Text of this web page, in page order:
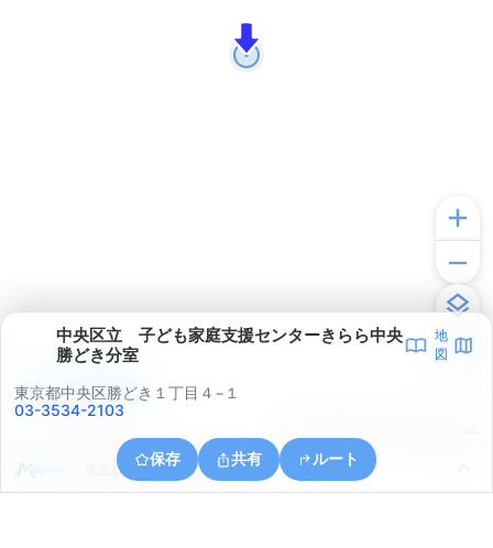
中央区立 子ども家庭支援センターきらら中央
勝どき分室
地
図
東京都中央区勝どき１丁目４−１
03-3534-2103
保存 共有 ルート
東京都港区芝３丁目２３
アプリで見る